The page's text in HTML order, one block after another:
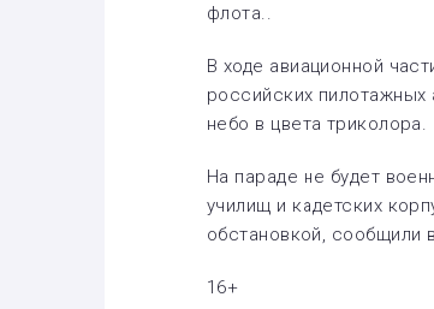
флота
В ходе авиационной
российских пилотажных
небо в цвета триколора.
На параде не будет
училищ и кадетских
обстановкой, сообщили
16+